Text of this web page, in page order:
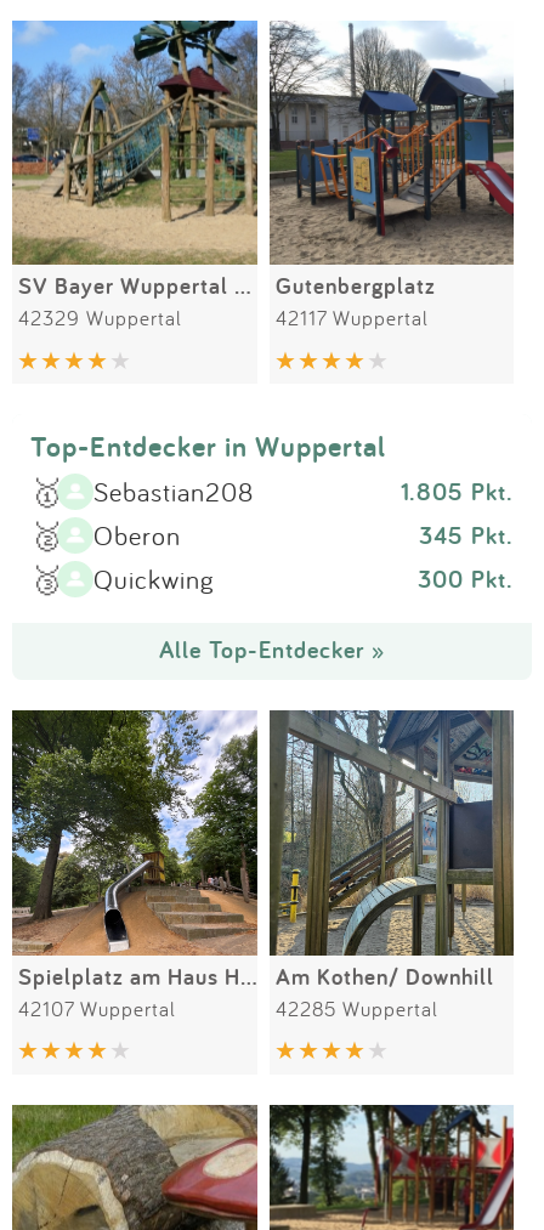
Anmelden
SPIELGERÄTE
SV Bayer Wuppertal Spielplatz
42329 Wuppertal
Gutenbergplatz
42117 Wuppertal
Top-Entdecker in Wuppertal
🥇 Sebastian208 1.805 Pkt.
🥈 Oberon 345 Pkt.
🥉 Quickwing 300 Pkt.
Alle Top-Entdecker »
Spielplatz am Haus Hardt
42107 Wuppertal
Am Kothen/ Downhill
42285 Wuppertal